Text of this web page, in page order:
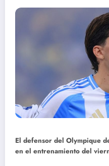
El defensor del Olympique
en el entrenamiento del